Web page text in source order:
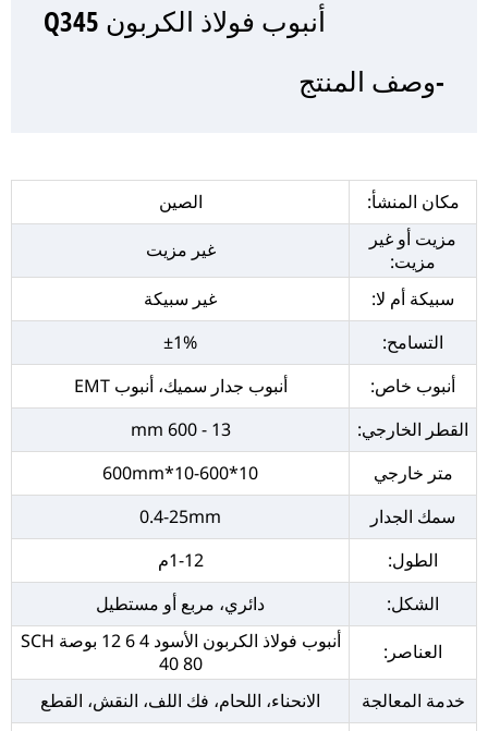
أنبوب فولاذ الكربون Q345
-وصف المنتج
مكان المنشأ:
الصين
مزيت أو غير
مزيت:
غير مزيت
سبيكة أم لا:
غير سبيكة
التسامح:
±1%
أنبوب خاص:
أنبوب جدار سميك، أنبوب EMT
القطر الخارجي:
13 - 600 mm
متر خارجي
10*10-600*600mm
سمك الجدار
0.4-25mm
الطول:
1-12م
الشكل:
دائري، مربع أو مستطيل
العناصر:
أنبوب فولاذ الكربون الأسود 4 6 12 بوصة SCH
40 80
خدمة المعالجة
الانحناء، اللحام، فك اللف، النقش، القطع
أنبوب فولاذ الكربون Q345
-عرض المنتج
أنبوب فولاذ الكربون Q345
- ورشة عمل المصنع
أنبوب فولاذ الكربون Q345
-تغليف المنتج